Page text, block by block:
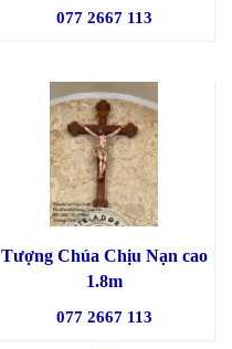
077 2667 113
Tượng Chúa Chịu Nạn cao
1.8m
077 2667 113